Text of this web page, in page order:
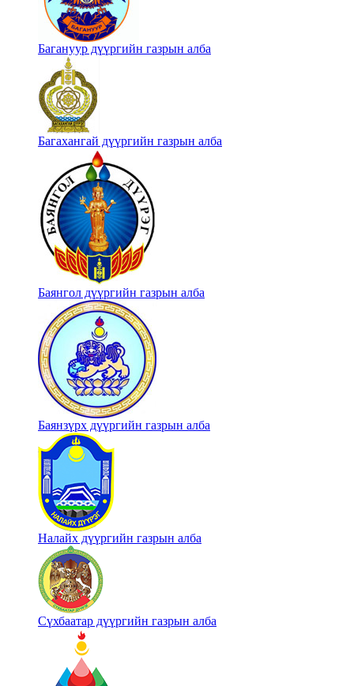
Багануур дүүргийн газрын алба
Багахангай дүүргийн газрын алба
Баянгол дүүргийн газрын алба
Баянзүрх дүүргийн газрын алба
Налайх дүүргийн газрын алба
Сүхбаатар дүүргийн газрын алба